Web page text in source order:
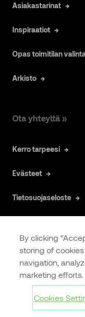
Asiakastarinat
Inspiraatiot
Opas toimitilan
Arkisto
Ota yhteyttä »
Kerro tarpeesi
Evästeet
Tietosuojaseloste
COOKIES
SETTINGS
By clicking
storing of
navigation,
marketing efforts.
Cookies